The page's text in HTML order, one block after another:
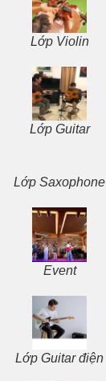
Lớp Violin
Lớp Guitar
Lớp Saxophone
Event
Lớp Guitar điện